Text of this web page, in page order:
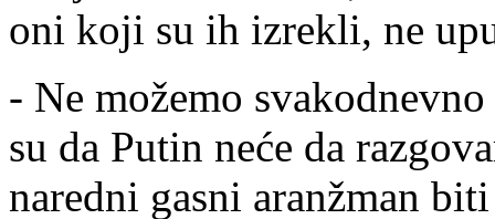
oni koji su ih izrekli, ne
- Ne možemo
su da Putin neće da
naredni gasni aranžman